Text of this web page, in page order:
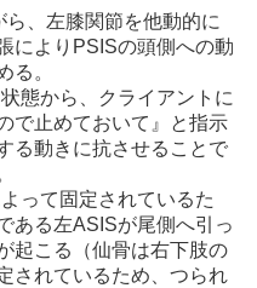
、左膝関節を他動的に
によりPSISの頭側への動
る。
態から、クライアントに
で止めておいて』と指示
る動きに抗させることで
って固定されているた
ある左ASISが尾側へ引っ
起こる（仙骨は右下肢の
されているため、つられ